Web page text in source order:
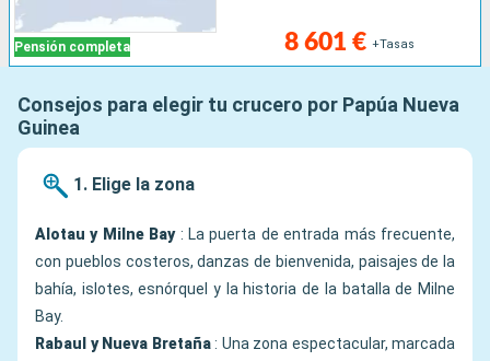
Pensión completa 8 601 € +Tasas
Consejos para elegir tu crucero por Papúa Nueva
Guinea
1. Elige la zona
Alotau y Milne Bay: La puerta de entrada más frecuente,
con pueblos costeros, danzas de bienvenida, paisajes de la
bahía, islotes, esnórquel y la historia de la batalla de Milne
Bay.
Rabaul y Nueva Bretaña: Una zona espectacular, marcada